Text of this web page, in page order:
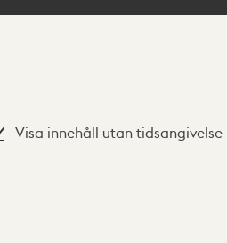
Visa innehåll utan tidsangivelse